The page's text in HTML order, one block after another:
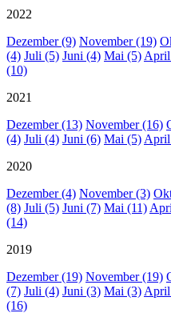
2022
Dezember (9) November (19)
(4) Juli (5) Juni (4) Mai (5)
(10)
2021
Dezember (13) November (16)
(4) Juli (4) Juni (6) Mai (5)
2020
Dezember (4) November (3)
(8) Juli (5) Juni (7) Mai (11)
(14)
2019
Dezember (19) November (19)
(7) Juli (4) Juni (3) Mai (3)
(16)